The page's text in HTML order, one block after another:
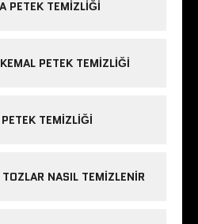
PETEK TEMIZLIĞI
PETEK TEMIZLIĞI
TEMIZLIĞI
NASIL TEMIZLENIR